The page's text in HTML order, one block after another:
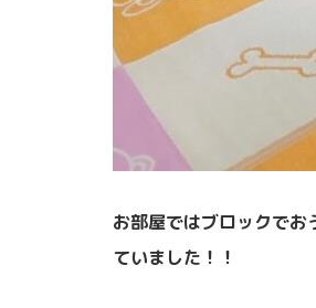
お部屋ではブロックで
ていました！！